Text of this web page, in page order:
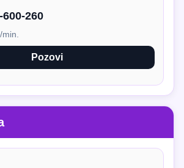
600-260
Pozovi